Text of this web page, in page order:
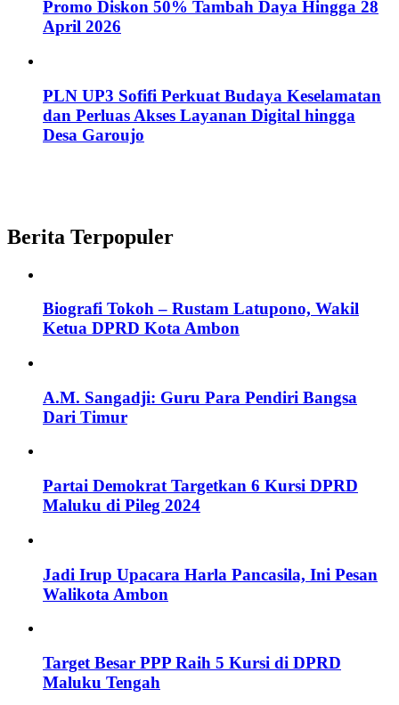
Promo Diskon 50% Tambah Daya Hingga 28
April 2026
PLN UP3 Sofifi Perkuat Budaya Keselamatan
dan Perluas Akses Layanan Digital hingga
Desa Garoujo
Berita Terpopuler
Biografi Tokoh – Rustam Latupono, Wakil
Ketua DPRD Kota Ambon
A.M. Sangadji: Guru Para Pendiri Bangsa
Dari Timur
Partai Demokrat Targetkan 6 Kursi DPRD
Maluku di Pileg 2024
Jadi Irup Upacara Harla Pancasila, Ini Pesan
Walikota Ambon
Target Besar PPP Raih 5 Kursi di DPRD
Maluku Tengah